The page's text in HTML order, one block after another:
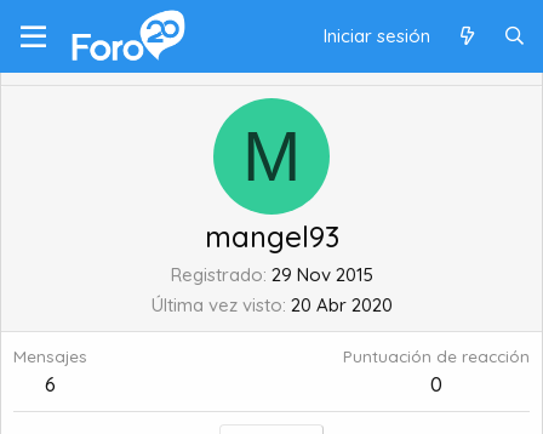
Iniciar sesión
M
mangel93
Registrado 29 Nov 2015
Última vez visto 20 Abr 2020
Mensajes
6
Puntuación de reacción
0